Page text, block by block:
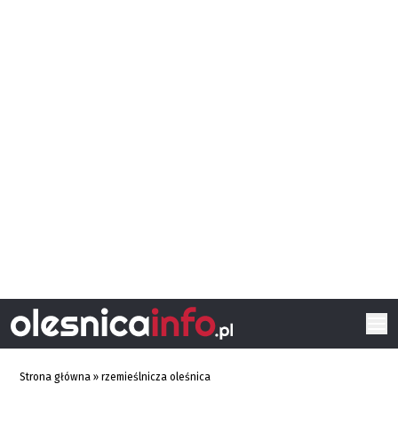
Strona główna »rzemieślnicza oleśnica